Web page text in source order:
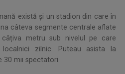
există și un stadion din care în
câteva segmente centrale aflate
metru sub nivelul pe care
zilnic. Puteau asista la
30 mii spectatori.